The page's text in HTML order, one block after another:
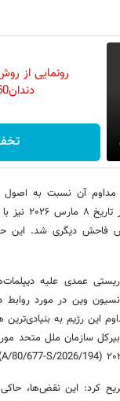
رونمایی از
دندان50%تخفیف🔥
مداوم آن نسبت به
بین‌الملل
فاحش دیگری شد. این
عمدی علیه
وین در مورد روابط
این رژیم به بنیادی‌ترین
کرد: این ‌نقض‌ها،